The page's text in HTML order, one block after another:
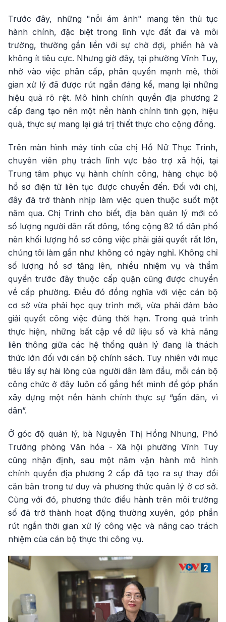
Trước đây, những "nỗi ám ảnh" mang tên thủ tục
hành chính, đặc biệt trong lĩnh vực đất đai và môi
trường, thường gắn liền với sự chờ đợi, phiền hà và
không ít tiêu cực. Nhưng giờ đây, tại phường Vĩnh Tuy,
nhờ vào việc phân cấp, phân quyền mạnh mẽ, thời
gian xử lý đã được rút ngắn đáng kể, mang lại những
hiệu quả rõ rệt. Mô hình chính quyền địa phương 2
cấp đang tạo nên một nền hành chính tinh gọn, hiệu
quả, thực sự mang lại giá trị thiết thực cho cộng đồng.
Trên màn hình máy tính của chị Hồ Nữ Thục Trinh,
chuyên viên phụ trách lĩnh vực bảo trợ xã hội, tại
Trung tâm phục vụ hành chính công, hàng chục bộ
hồ sơ điện tử liên tục được chuyển đến. Đối với chị,
đây đã trở thành nhịp làm việc quen thuộc suốt một
năm qua. Chị Trinh cho biết, địa bàn quản lý mới có
số lượng người dân rất đông, tổng cộng 82 tổ dân phố
nên khối lượng hồ sơ công việc phải giải quyết rất lớn,
chúng tôi làm gần như không có ngày nghỉ. Không chỉ
số lượng hồ sơ tăng lên, nhiều nhiệm vụ và thẩm
quyền trước đây thuộc cấp quận cũng được chuyển
về cấp phường. Điều đó đồng nghĩa với việc cán bộ
cơ sở vừa phải học quy trình mới, vừa phải đảm bảo
giải quyết công việc đúng thời hạn. Trong quá trình
thực hiện, những bất cập về dữ liệu số và khả năng
liên thông giữa các hệ thống quản lý đang là thách
thức lớn đối với cán bộ chính sách. Tuy nhiên với mục
tiêu lấy sự hài lòng của người dân làm đầu, mỗi cán bộ
công chức ở đây luôn cố gắng hết mình để góp phần
xây dựng một nền hành chính thực sự “gần dân, vì
dân”.
Ở góc độ quản lý, bà Nguyễn Thị Hồng Nhung, Phó
Trưởng phòng Văn hóa - Xã hội phường Vĩnh Tuy
cũng nhận định, sau một năm vận hành mô hình
chính quyền địa phương 2 cấp đã tạo ra sự thay đổi
căn bản trong tư duy và phương thức quản lý ở cơ sở.
Cùng với đó, phương thức điều hành trên môi trường
số đã trở thành hoạt động thường xuyên, góp phần
rút ngắn thời gian xử lý công việc và nâng cao trách
nhiệm của cán bộ thực thi công vụ.